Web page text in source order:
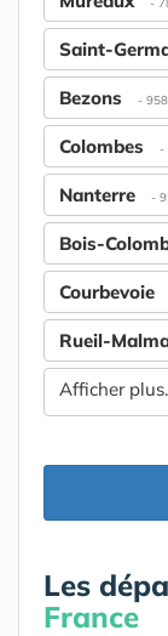
Saint-
Bezons -
Colombes -
Nanterre -
Bois-
Courbevoie
Rueil-
Afficher
Les
France